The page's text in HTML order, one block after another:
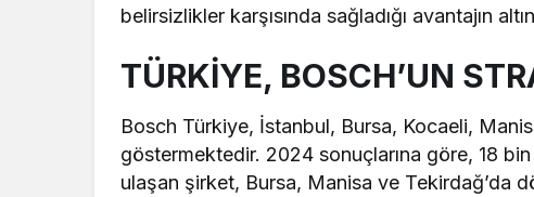
belirsizlikler karşısında sağladığı avantajın
TÜRKİYE, BOSCH’UN
Bosch Türkiye, İstanbul, Bursa, Kocaeli,
göstermektedir. 2024 sonuçlarına göre, 18
ulaşan şirket, Bursa, Manisa ve Tekirdağ’da